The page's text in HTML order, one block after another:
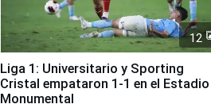
12
Liga 1: Universitario y Sporting
Cristal empataron 1-1 en el Estadio
Monumental